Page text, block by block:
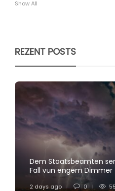
Show All
REZENT POSTS
Dem Staatsbeamten
Fall vun engem Dimmer
2 days ago 0